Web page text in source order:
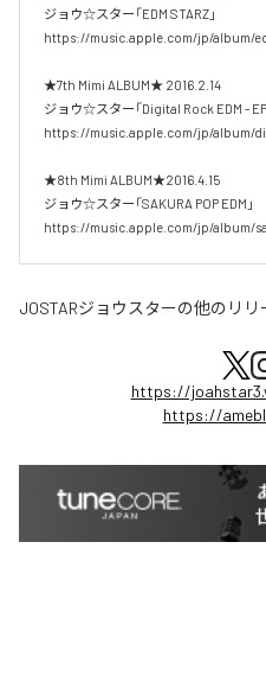
ジョウ☆スター「EDM STARZ」
https://music.apple.com/jp/album/
★7th Mimi ALBUM★ 2016.2.14
ジョウ☆スター「Digital Rock EDM - EP
https://music.apple.com/jp/album/
★8th Mimi ALBUM★2016.4.15
ジョウ☆スター「SAKURA POP EDM」
https://music.apple.com/jp/album/
JOSTARジョウスターの他のリリ
https://
https://